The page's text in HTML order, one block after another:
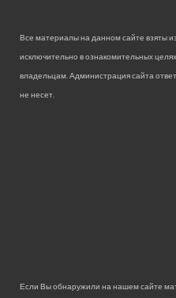
Все материалы на данном сайте взяты
исключительно в ознакомительных
владельцам. Администрация сайта
не несет.
Если Вы обнаружили на нашем сайте